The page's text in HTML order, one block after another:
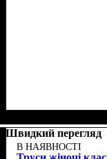
Швидкий перегляд
В НАЯВНОСТІ